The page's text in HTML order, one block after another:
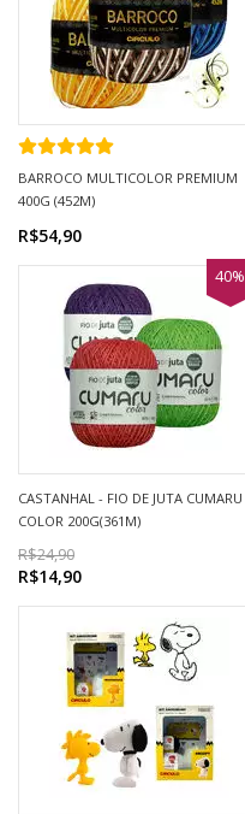
BARROCO MULTICOLOR PREMIUM
400G (452M)
R$54,90
CASTANHAL - FIO DE JUTA CUMARU
COLOR 200G(361M)
R$24,90
R$14,90
40%